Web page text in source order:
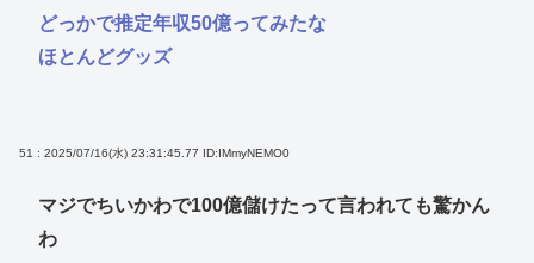
どっかで推定年収50億ってみたな
ほとんどグッズ
51 : 2025/07/16(水) 23:31:45.77 ID:IMmyNEMO0
マジでちいかわで100億儲けたって言われても驚かん
わ